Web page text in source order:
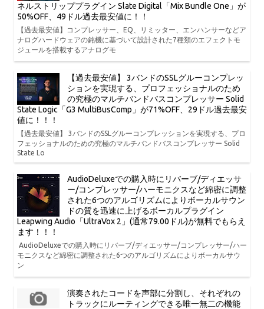
ネルストリッププラグイン Slate Digital「Mix Bundle One」が
50%OFF、49ドル過去最安値に！！
【過去最安値】コンプレッサー、EQ、リミッター、エンハンサーなどア
ナログハードウェアの銘機に基づいて設計された7種類のエフェクトモ
ジュールを搭載するアナログモ
【過去最安値】 3バンドのSSLグルーコンプレッ
ションを実現する、プロフェッショナルのため
の究極のマルチバンドバスコンプレッサー Solid
State Logic「G3 MultiBusComp」が71%OFF、29ドル過去最安
値に！！！
【過去最安値】 3バンドのSSLグルーコンプレッションを実現する、プロ
フェッショナルのための究極のマルチバンドバスコンプレッサー Solid
State Lo
AudioDeluxeでの購入時にリバーブ/ディエッサ
ー/コンプレッサー/ハーモニクスなど綿密に調整
された6つのアルゴリズムによりボーカルサウン
ドの質を迅速に上げるボーカルプラグイン
Leapwing Audio「UltraVox 2」(通常79.00ドル)が無料でもらえ
ます！！！
AudioDeluxeでの購入時にリバーブ/ディエッサー/コンプレッサー/ハー
モニクスなど綿密に調整された6つのアルゴリズムによりボーカルサウ
ン
演奏されたコードを声部に分割し、それぞれの
トラックにルーティングできる唯一無二の機能